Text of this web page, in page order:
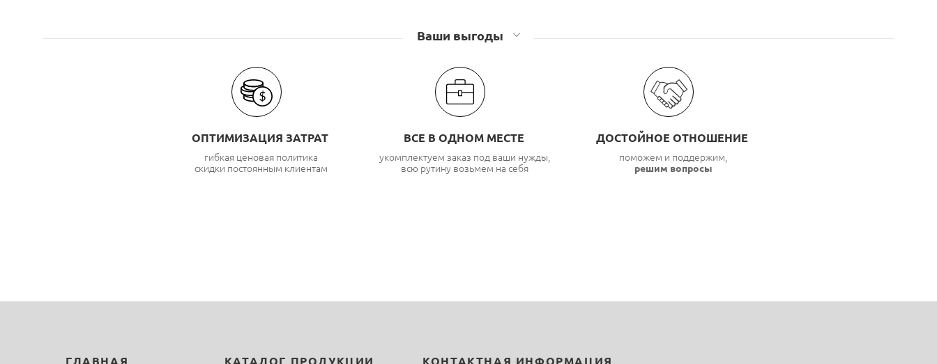
Ваши выгоды
ОПТИМИЗАЦИЯ ЗАТРАТ
гибкая ценовая политика
скидки постоянным клиентам
ВСЕ В ОДНОМ МЕСТЕ
укомплектуем заказ под ваши нужды,
всю рутину возьмем на себя
ДОСТОЙНОЕ ОТНОШЕНИЕ
поможем и поддержим,
решим вопросы
ГЛАВНАЯ КАТАЛОГ ПРОДУКЦИИ КОНТАКТНАЯ ИНФОРМАЦИЯ